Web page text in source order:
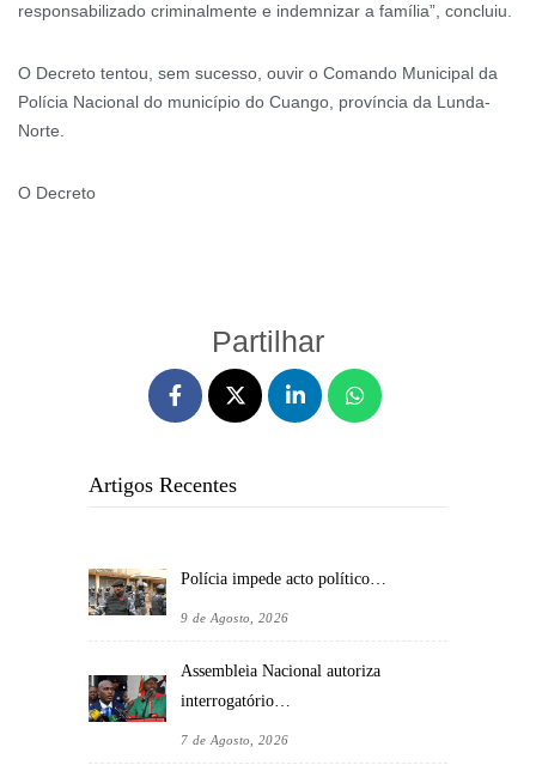
responsabilizado criminalmente e indemnizar a família”, concluiu.
O Decreto tentou, sem sucesso, ouvir o Comando Municipal da
Polícia Nacional do município do Cuango, província da Lunda-
Norte.
O Decreto
Partilhar
Artigos Recentes
Polícia impede acto político…
9 de Agosto, 2026
Assembleia Nacional autoriza
interrogatório…
7 de Agosto, 2026